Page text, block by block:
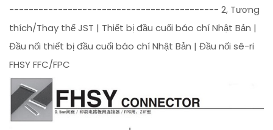
------------------------------------------- 2, Tương
thích/Thay thế JST | Thiết bị đầu cuối báo chí Nhật Bản |
Đầu nối thiết bị đầu cuối báo chí Nhật Bản | Đầu nối sê-ri
FHSY FFC/FPC